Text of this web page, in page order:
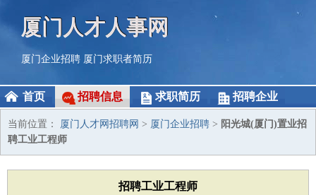
厦门人才人事网
厦门企业招聘 厦门求职者简历
首页 招聘信息 求职简历 招聘企业
当前位置： 厦门人才网招聘网 > 厦门企业招聘 > 阳光城(厦门)置业招
聘工业工程师
招聘工业工程师